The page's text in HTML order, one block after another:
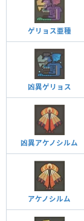
ゲリョス亜種
凶異ゲリョス
凶異アケノシルム
アケノシルム